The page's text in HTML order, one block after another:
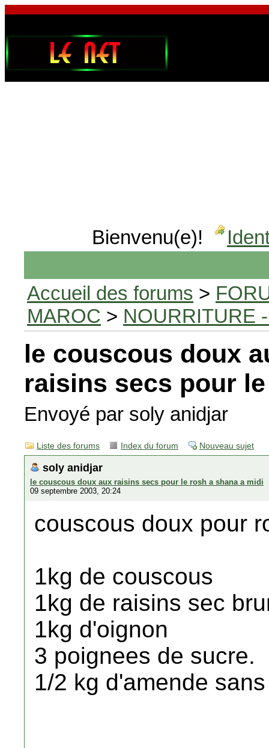
Bienvenu(e)!
Accueil des forums >
MAROC > NOURRITURE
le couscous doux
raisins secs pour
Envoyé par soly anidjar
Liste des forums Index du forum Nouveau sujet
soly anidjar
le couscous doux aux raisins secs pour le rosh a shana a midi
09 septembre 2003, 20:24
couscous doux pour
1kg de couscous
1kg de raisins sec
1kg d'oignon
3 poignees de sucre.
1/2 kg d'amende